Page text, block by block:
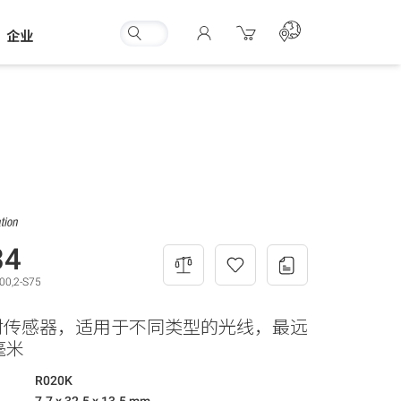
企业
S75
感器，适用于不同类型的光线，最远
米
R020K